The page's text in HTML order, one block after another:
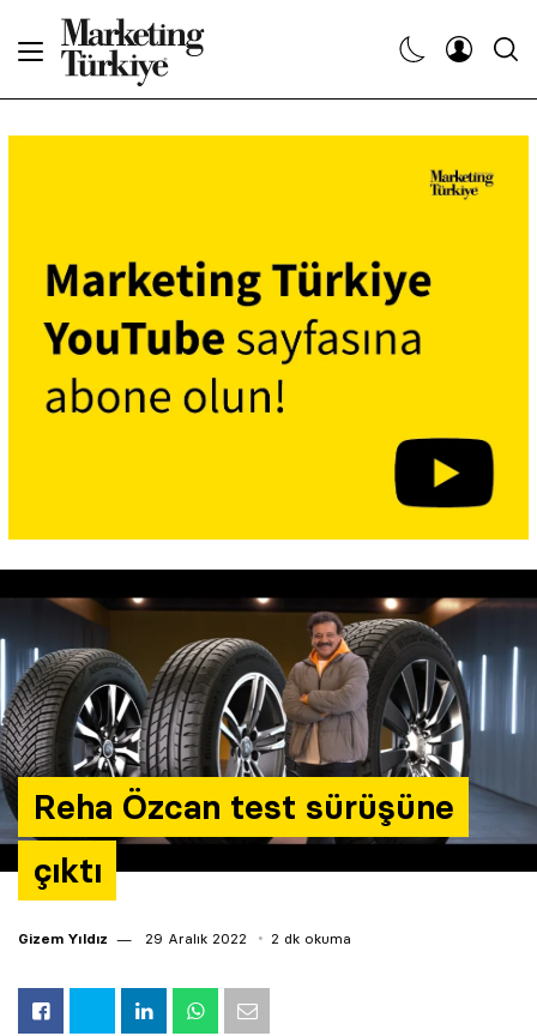
Reha Özcan test sürüşüne
çıktı
Gizem Yıldız 29 Aralık 2022 2 dk okuma
Dergiler
Etkinlikler
Araştırma